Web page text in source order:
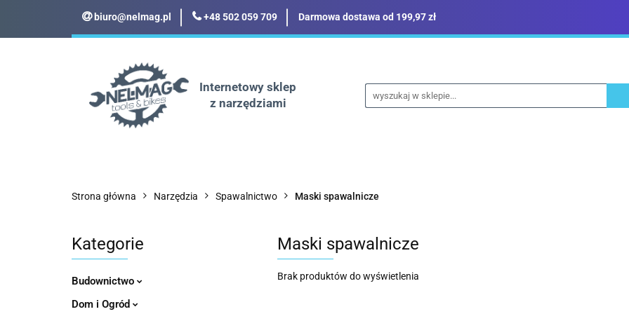
biuro@nelmag.pl +48 502 059 709 Darmowa dostawa od 199,97 zł
Internetowy sklep
z narzędziami
Motoryzacja Odzież robocza i BHP
Strona główna Narzędzia Spawalnictwo Maski spawalnicze
Kategorie
Budownictwo
Dom i Ogród
Maski spawalnicze
Brak produktów do wyświetlenia